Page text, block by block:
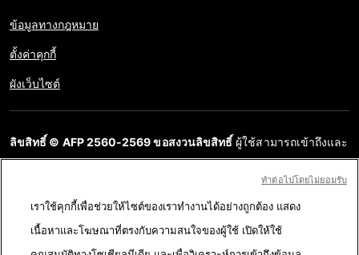
ข้อมูลทางกฎหมาย
ตั้งค่าคุกกี้
ผังเว็บไซต์
ลิขสิทธิ์ © AFP 2560-2569 ขอสงวนลิขสิทธิ์ ผู้ใช้สามารถเข้าถึงและ
นำเนื้อหาบนเว็บไซต์ของ AFP ไปเผยแพร่ต่อโดยไม่ได้รับอนุญาตก่อน
ในวัตถุประสงค์อื่น โดยเฉพาะการนำไปผลิตซ้ำ การใช้เพื่อสื่อสารกับ
เราใช้คุกกี้เพื่อช่วยให้ไซต์ของเราทำงานได้อย่างถูกต้อง แสดง
เนื้อหาและโฆษณาที่ตรงกับความสนใจของผู้ใช้ เปิดให้ใช้
ทําต่อไปโดยไม่ยอมรับ